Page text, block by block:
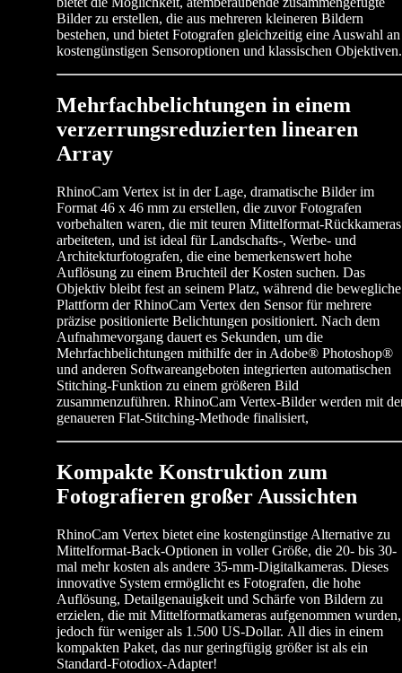
Bilder zu erstellen, die aus mehreren kleineren Bildern
bestehen, und bietet Fotografen gleichzeitig eine Auswahl an
kostengünstigen Sensoroptionen und klassischen Objektiven.
Mehrfachbelichtungen in einem
verzerrungsreduzierten linearen
Array
RhinoCam Vertex ist in der Lage, dramatische Bilder im
Format 46 x 46 mm zu erstellen, die zuvor Fotografen
vorbehalten waren, die mit teuren Mittelformat-Rückkameras
arbeiteten, und ist ideal für Landschafts-, Werbe- und
Architekturfotografen, die eine bemerkenswert hohe
Auflösung zu einem Bruchteil der Kosten suchen. Das
Objektiv bleibt fest an seinem Platz, während die bewegliche
Plattform der RhinoCam Vertex den Sensor für mehrere
präzise positionierte Belichtungen positioniert. Nach dem
Aufnahmevorgang dauert es Sekunden, um die
Mehrfachbelichtungen mithilfe der in Adobe® Photoshop®
und anderen Softwareangeboten integrierten automatischen
Stitching-Funktion zu einem größeren Bild
zusammenzuführen. RhinoCam Vertex-Bilder werden mit
genaueren Flat-Stitching-Methode finalisiert,
Kompakte Konstruktion zum
Fotografieren großer Aussichten
RhinoCam Vertex bietet eine kostengünstige Alternative zu
Mittelformat-Back-Optionen in voller Größe, die 20- bis 30-
mal mehr kosten als andere 35-mm-Digitalkameras. Dieses
innovative System ermöglicht es Fotografen, die hohe
Auflösung, Detailgenauigkeit und Schärfe von Bildern zu
erzielen, die mit Mittelformatkameras aufgenommen wurden,
jedoch für weniger als 1.500 US-Dollar. All dies in einem
kompakten Paket, das nur geringfügig größer ist als ein
Standard-Fotodiox-Adapter!